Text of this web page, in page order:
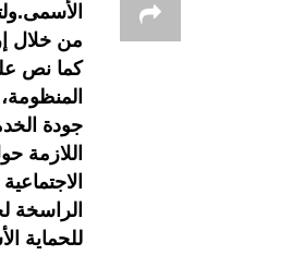
من خلال
جودة
اللازمة
الراسخة
للحماية